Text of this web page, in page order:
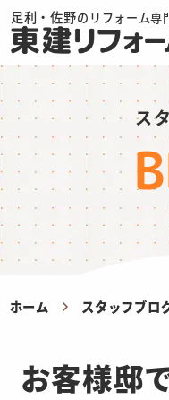
足利・佐野のリフォーム専
ス
ホーム スタッフブロ
お客様邸